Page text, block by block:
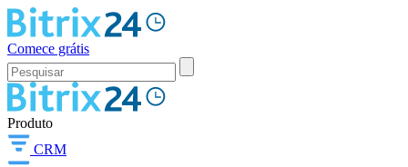
Comece grátis
Produto
CRM